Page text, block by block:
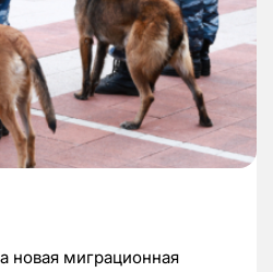
новая миграционная